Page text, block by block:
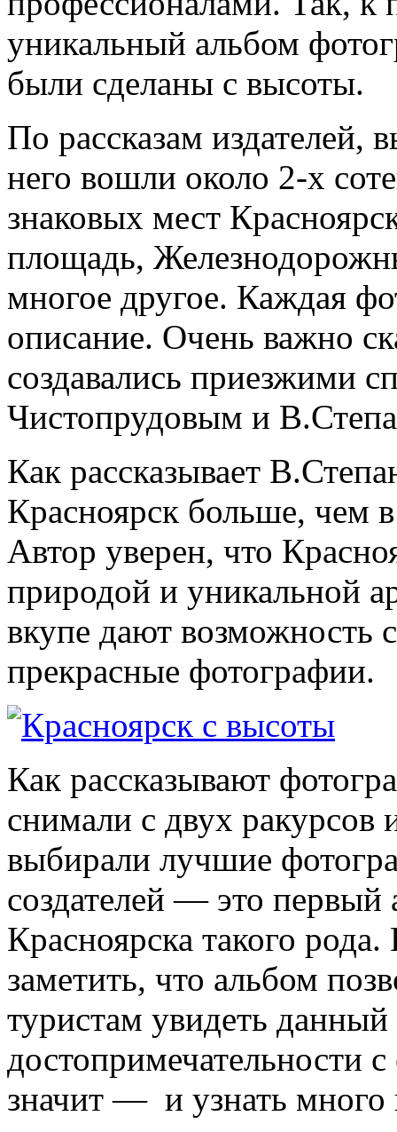
уникальный альбом
были сделаны с высоты.
По рассказам
него вошли около 2-х
знаковых мест
площадь,
многое другое. Каждая
описание. Очень важно
создавались приезжими
Чистопрудовым и
Как рассказывает
Красноярск больше, чем
Автор уверен, что
природой и уникальной
вкупе дают возможность
прекрасные фотографии.
Как рассказывают
снимали с двух ракурсов
выбирали лучшие
создателей — это первый
Красноярска такого
заметить, что альбом
туристам увидеть данный
достопримечательности
значит — и узнать много